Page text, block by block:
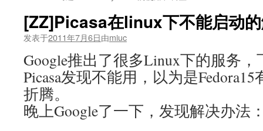
[ZZ]Picasa在linux下不能启动
发表于2011年7月6日由miuc
Google推出了很多Linux下的服务
Picasa发现不能用，以为是
折腾。
晚上Google了一下，发现解决办法